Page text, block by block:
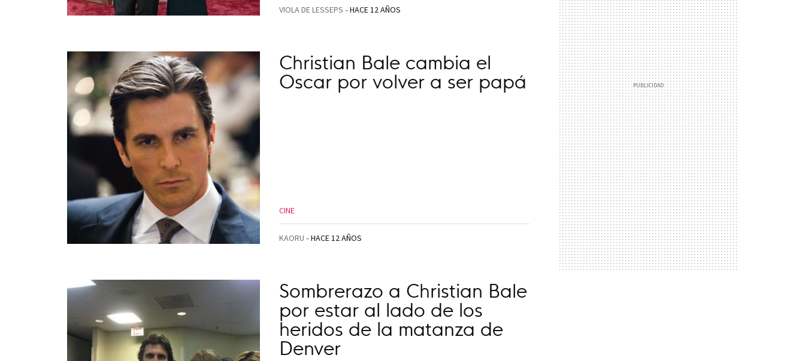
VIOLA DE LESSEPS HACE 12 AÑOS
Christian Bale cambia el
Oscar por volver a ser papá
CINE
KAORU HACE 12 AÑOS
Sombrerazo a Christian Bale
por estar al lado de los
heridos de la matanza de
Denver